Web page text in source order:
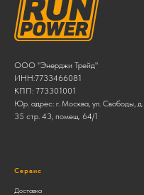
ООО "Энерджи Трейд"
ИНН:7733466081
КПП: 773301001
Юр. адрес: г. Москва, ул. Свободы, д.
35 стр. 43, помещ. 64/1
Сервис
Доставка